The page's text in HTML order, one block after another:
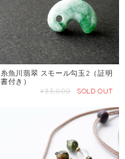
糸魚川翡翠 スモール勾玉2（証明
書付き）
¥33,000
SOLD OUT